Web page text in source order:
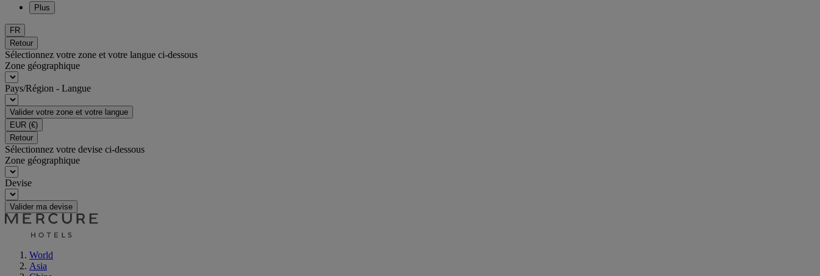
Plus
FR
Retour
Sélectionnez votre zone et votre langue ci-dessous
Zone géographique
Pays/Région - Langue
Valider votre zone et votre langue
EUR (€)
Retour
Sélectionnez votre devise ci-dessous
Zone géographique
Devise
Valider ma devise
World
Asia